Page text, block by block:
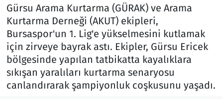
Gürsu Arama Kurtarma (GÜRAK) ve Arama
Kurtarma Derneği (AKUT) ekipleri,
Bursaspor'un 1. Lig'e yükselmesini kutlamak
için zirveye bayrak astı. Ekipler, Gürsu Ericek
bölgesinde yapılan tatbikatta kayalıklara
sıkışan yaralıları kurtarma senaryosu
canlandırarak şampiyonluk coşkusunu yaşadı.
Lezzet Durağı
Memur ve Kamu
Otomobil
Oyun